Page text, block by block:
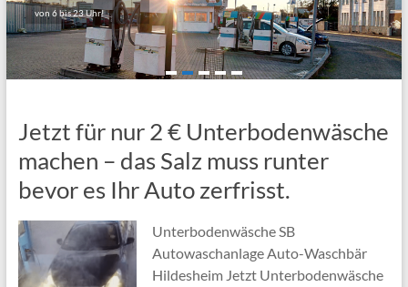
von 6 bis 23 Uhr!
Jetzt für nur 2 € Unterbodenwäsche
machen – das Salz muss runter
bevor es Ihr Auto zerfrisst.
Unterbodenwäsche SB
Autowaschanlage Auto-Waschbär
Hildesheim Jetzt Unterbodenwäsche